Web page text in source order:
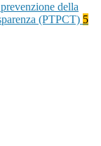
della
(PTPCT) 5